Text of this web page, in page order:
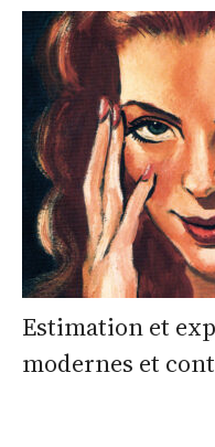
Estimation et
modernes et